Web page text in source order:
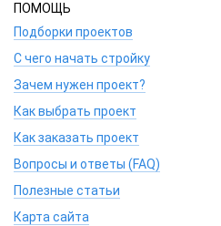
ПОМОЩЬ
Подборки проектов
С чего начать стройку
Зачем нужен проект?
Как выбрать проект
Как заказать проект
Вопросы и ответы (FAQ)
Полезные статьи
Карта сайта